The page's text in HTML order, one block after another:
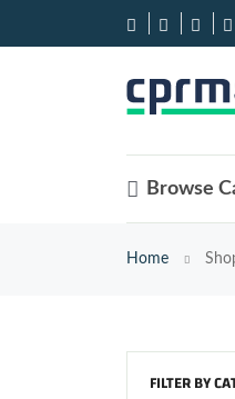
Browse
Home
FILTER BY